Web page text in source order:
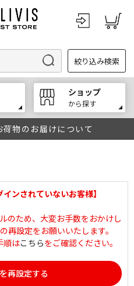
絞り込み検索
ショップ
から探す
物のお届けについて
ンされていないお客様】
のため、大変お手数をおかけし
再設定をお願いいたします。
順はこちらをご確認ください。
再設定する